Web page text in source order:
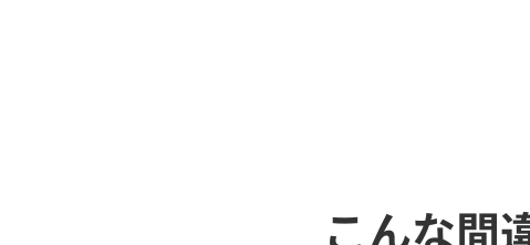
こんな間